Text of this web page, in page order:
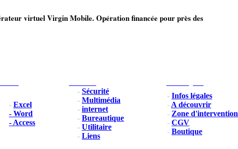
virtuel Virgin Mobile. Opération financée pour près des
- Excel
- Word
- Access
- Sécurité
- Multimédia
- internet
- Bureautique
- Utilitaire
- Liens
- Infos légales
- A découvrir
- Zone d'intervention
- CGV
- Boutique